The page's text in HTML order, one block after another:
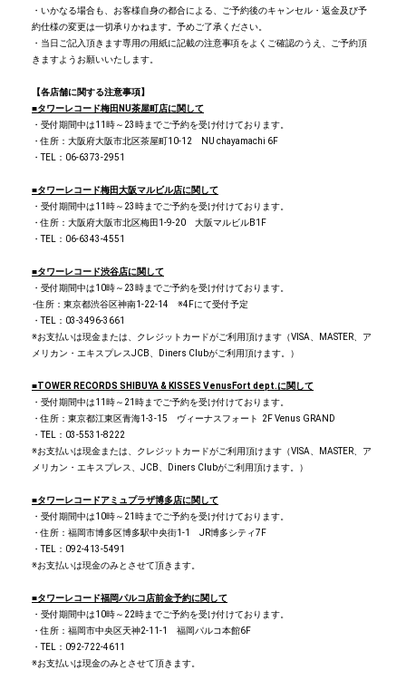
・いかなる場合も、お客様自身の都合による、ご予約後のキャンセル・返金及び予
約仕様の変更は一切承りかねます。予めご了承ください。
・当日ご記入頂きます専用の用紙に記載の注意事項をよくご確認のうえ、ご予約頂
きますようお願いいたします。
【各店舗に関する注意事項】
■タワーレコード梅田NU茶屋町店に関して
・受付期間中は11時～23時までご予約を受け付けております。
・住所：大阪府大阪市北区茶屋町10-12 NU chayamachi 6F
・TEL：06-6373-2951
■タワーレコード梅田大阪マルビル店に関して
・受付期間中は11時～23時までご予約を受け付けております。
・住所：大阪府大阪市北区梅田1-9-20 大阪マルビルB1F
・TEL：06-6343-4551
■タワーレコード渋谷店に関して
・受付期間中は10時～23時までご予約を受け付けております。
･住所：東京都渋谷区神南1-22-14 ※4Fにて受付予定
・TEL：03-3496-3661
※お支払いは現金または、クレジットカードがご利用頂けます（VISA、MASTER、ア
メリカン・エキスプレスJCB、Diners Clubがご利用頂けます。）
■TOWER RECORDS SHIBUYA & KISSES VenusFort dept.に関して
・受付期間中は11時～21時までご予約を受け付けております。
・住所：東京都江東区青海1-3-15 ヴィーナスフォート 2F Venus GRAND
・TEL：03-5531-8222
※お支払いは現金または、クレジットカードがご利用頂けます（VISA、MASTER、ア
メリカン・エキスプレス、JCB、Diners Clubがご利用頂けます。）
■タワーレコードアミュプラザ博多店に関して
・受付期間中は10時～21時までご予約を受け付けております。
・住所：福岡市博多区博多駅中央街1-1 JR博多シティ7F
・TEL：092-413-5491
※お支払いは現金のみとさせて頂きます。
■タワーレコード福岡パルコ店前金予約に関して
・受付期間中は10時～22時までご予約を受け付けております。
・住所：福岡市中央区天神2-11-1 福岡パルコ本館6F
・TEL：092-722-4611
※お支払いは現金のみとさせて頂きます。